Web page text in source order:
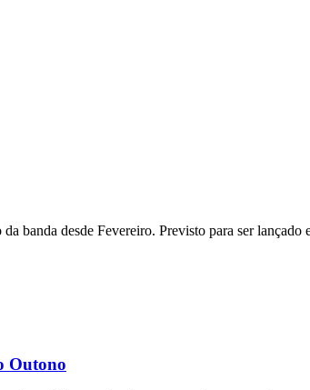
banda desde Fevereiro. Previsto para ser lançado
Outono